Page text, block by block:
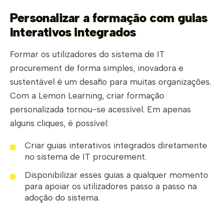
Personalizar a formação com guias
interativos integrados
Formar os utilizadores do sistema de IT
procurement de forma simples, inovadora e
sustentável é um desafio para muitas organizações.
Com a Lemon Learning, criar formação
personalizada tornou-se acessível. Em apenas
alguns cliques, é possível:
Criar guias interativos integrados diretamente
no sistema de IT procurement.
Disponibilizar esses guias a qualquer momento
para apoiar os utilizadores passo a passo na
adoção do sistema.